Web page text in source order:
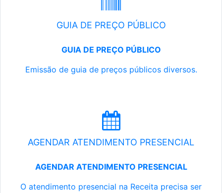
GUIA DE PREÇO PÚBLICO
GUIA DE PREÇO PÚBLICO
Emissão de guia de preços públicos diversos.
AGENDAR ATENDIMENTO PRESENCIAL
AGENDAR ATENDIMENTO PRESENCIAL
O atendimento presencial na Receita precisa ser